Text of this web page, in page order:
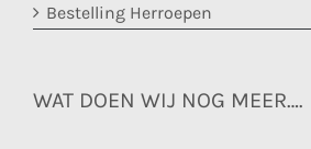
Bestelling Herroepen
WAT DOEN WIJ NOG MEER….